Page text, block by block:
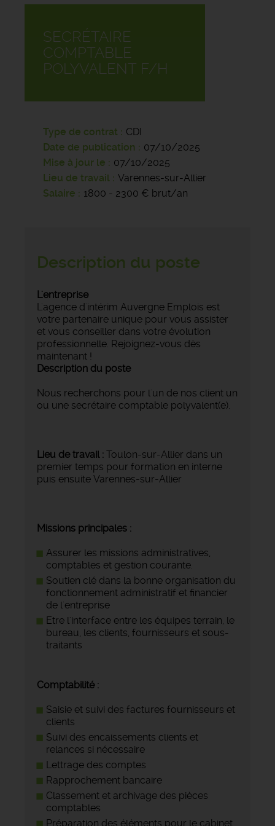
SECRÉTAIRE
COMPTABLE
POLYVALENT F/H
Type de contrat
CDI
Date de publication
07/10/2025
Mise à jour le
07/10/2025
Lieu de travail
Varennes-sur-Allier
Salaire
1800 - 2300 € brut/an
Description du poste
L'entreprise
L'agence d'intérim Auvergne Emplois est
votre partenaire unique pour vous assister
et vous conseiller dans votre évolution
professionnelle. Rejoignez-vous dès
maintenant !
Description du poste
Nous recherchons pour l'un de nos client un
ou une secrétaire comptable polyvalent(e).
Lieu de travail : Toulon-sur-Allier dans un
premier temps pour formation en interne
puis ensuite Varennes-sur-Allier
Missions principales :
Assurer les missions administratives,
comptables et gestion courante.
Soutien clé dans la bonne organisation du
fonctionnement administratif et financier
de l'entreprise
Etre l'interface entre les équipes terrain, le
bureau, les clients, fournisseurs et sous-
traitants
Comptabilité :
Saisie et suivi des factures fournisseurs et
clients
Suivi des encaissements clients et
relances si nécessaire
Lettrage des comptes
Rapprochement bancaire
Classement et archivage des pièces
comptables
Préparation des éléments pour le cabinet